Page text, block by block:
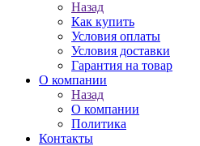
Назад
Как купить
Условия оплаты
Условия доставки
Гарантия на товар
О компании
Назад
О компании
Политика
Контакты